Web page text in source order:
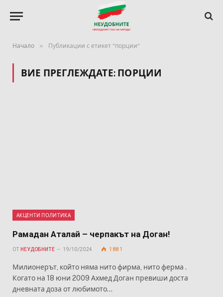
Начало » Публикации с етикет "порции"
ВИЕ ПРЕГЛЕЖДАТЕ: ПОРЦИИ
АКЦЕНТИ ПОЛИТИКА
Рамадан Аталай – черпакът на Доган!
ОТ НЕУДОБНИТЕ 19/10/2024 1 881
Милионерът, който няма нито фирма, нито ферма .
Когато на 18 юни 2009 Ахмед Доган превиши доста
дневната доза от любимото…